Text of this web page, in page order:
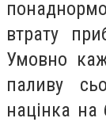
втрату
Умовно
паливу
націнка